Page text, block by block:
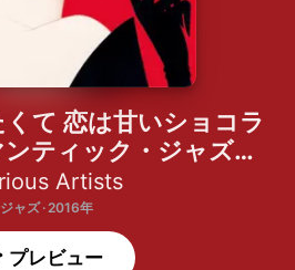
て 恋は甘いショコラ
ティック・ジャズ・
タイムArtists
ジャズ · 2016年
プレビュー